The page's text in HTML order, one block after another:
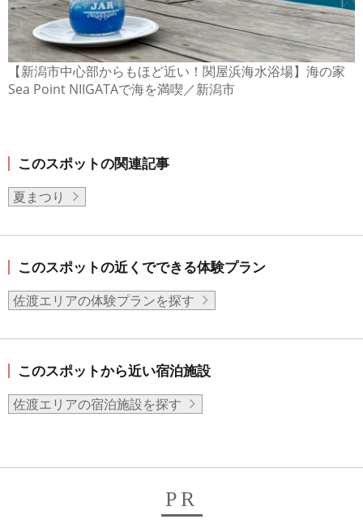
【新潟市中心部からもほど近い！関屋浜海水浴場】海の家
Sea Point NIIGATAで海を満喫／新潟市
このスポットの関連記事
夏まつり
このスポットの近くでできる体験プラン
佐渡エリアの体験プランを探す
このスポットから近い宿泊施設
佐渡エリアの宿泊施設を探す
PR